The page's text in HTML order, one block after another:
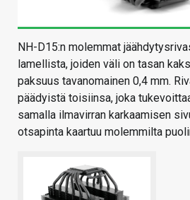
NH-D15:n molemmat
lamellista, joiden väli on tasan
paksuus tavanomainen 0,4 mm.
päädyistä toisiinsa, joka
samalla ilmavirran karkaamisen
otsapinta kaartuu molemmilta